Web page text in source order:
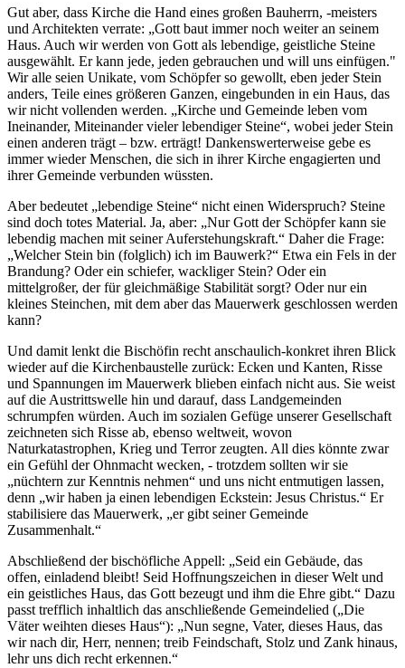
Gut aber, dass Kirche die Hand eines großen Bauherrn, -meisters
und Architekten verrate: „Gott baut immer noch weiter an seinem
Haus. Auch wir werden von Gott als lebendige, geistliche Steine
ausgewählt. Er kann jede, jeden gebrauchen und will uns einfügen."
Wir alle seien Unikate, vom Schöpfer so gewollt, eben jeder Stein
anders, Teile eines größeren Ganzen, eingebunden in ein Haus, das
wir nicht vollenden werden. „Kirche und Gemeinde leben vom
Ineinander, Miteinander vieler lebendiger Steine“, wobei jeder Stein
einen anderen trägt – bzw. erträgt! Dankenswerterweise gebe es
immer wieder Menschen, die sich in ihrer Kirche engagierten und
ihrer Gemeinde verbunden wüssten.
Aber bedeutet „lebendige Steine“ nicht einen Widerspruch? Steine
sind doch totes Material. Ja, aber: „Nur Gott der Schöpfer kann sie
lebendig machen mit seiner Auferstehungskraft.“ Daher die Frage:
„Welcher Stein bin (folglich) ich im Bauwerk?“ Etwa ein Fels in der
Brandung? Oder ein schiefer, wackliger Stein? Oder ein
mittelgroßer, der für gleichmäßige Stabilität sorgt? Oder nur ein
kleines Steinchen, mit dem aber das Mauerwerk geschlossen werden
kann?
Und damit lenkt die Bischöfin recht anschaulich-konkret ihren Blick
wieder auf die Kirchenbaustelle zurück: Ecken und Kanten, Risse
und Spannungen im Mauerwerk blieben einfach nicht aus. Sie weist
auf die Austrittswelle hin und darauf, dass Landgemeinden
schrumpfen würden. Auch im sozialen Gefüge unserer Gesellschaft
zeichneten sich Risse ab, ebenso weltweit, wovon
Naturkatastrophen, Krieg und Terror zeugten. All dies könnte zwar
ein Gefühl der Ohnmacht wecken, - trotzdem sollten wir sie
„nüchtern zur Kenntnis nehmen“ und uns nicht entmutigen lassen,
denn „wir haben ja einen lebendigen Eckstein: Jesus Christus.“ Er
stabilisiere das Mauerwerk, „er gibt seiner Gemeinde
Zusammenhalt.“
Abschließend der bischöfliche Appell: „Seid ein Gebäude, das
offen, einladend bleibt! Seid Hoffnungszeichen in dieser Welt und
ein geistliches Haus, das Gott bezeugt und ihm die Ehre gibt.“ Dazu
passt trefflich inhaltlich das anschließende Gemeindelied („Die
Väter weihten dieses Haus“): „Nun segne, Vater, dieses Haus, das
wir nach dir, Herr, nennen; treib Feindschaft, Stolz und Zank hinaus,
lehr uns dich recht erkennen.“